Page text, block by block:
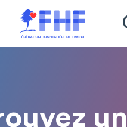
un
des cookies